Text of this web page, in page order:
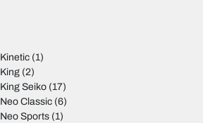
Kinetic(1)
King(2)
King Seiko(17)
Neo Classic(6)
Neo Sports(1)